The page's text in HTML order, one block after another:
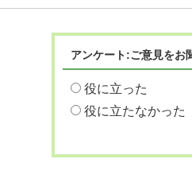
アンケート:ご意見をお
役に立った
役に立たなかった